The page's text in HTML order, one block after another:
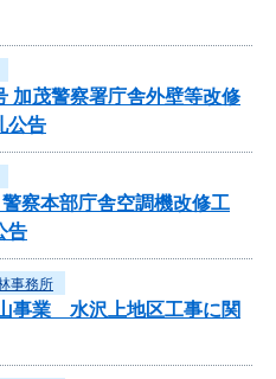
加茂警察署庁舎外壁等改修
公告
察本部庁舎空調機改修工
告
事務所
事業 水沢上地区工事に関